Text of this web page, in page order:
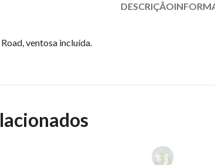
DESCRIÇÃO
ventosa incluída.